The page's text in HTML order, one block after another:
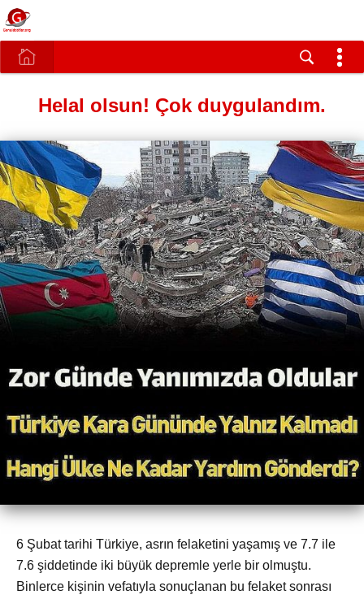
Helal olsun! Çok duygulandım.
6 Şubat tarihi Türkiye, asrın felaketini yaşamış ve 7.7 ile
7.6 şiddetinde iki büyük depremle yerle bir olmuştu.
Binlerce kişinin vefatıyla sonuçlanan bu felaket sonrası